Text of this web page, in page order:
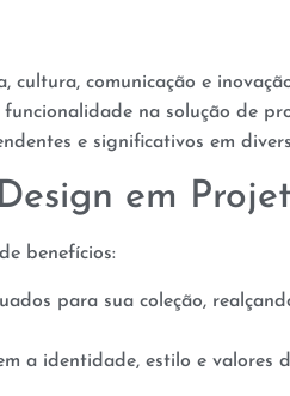
comunicação e
na solução de
e significativos em
em
benefícios:
para sua coleção,
a identidade, estilo e valores